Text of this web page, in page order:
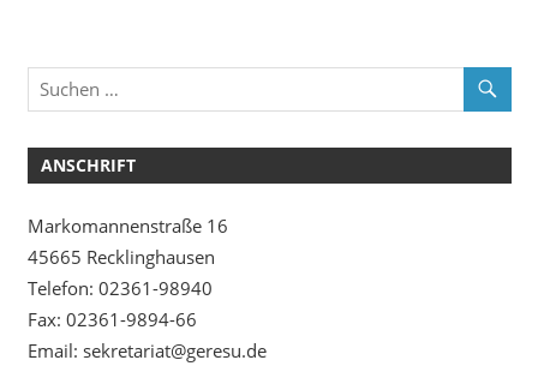
ANSCHRIFT
Markomannenstraße 16
45665 Recklinghausen
Telefon: 02361-98940
Fax: 02361-9894-66
Email: sekretariat@geresu.de